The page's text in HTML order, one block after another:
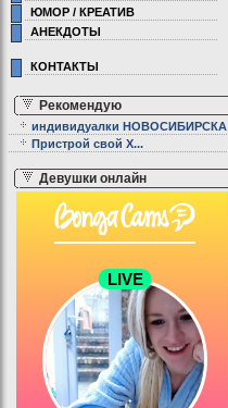
ЮМОР / КРЕАТИВ
АНЕКДОТЫ
КОНТАКТЫ
Рекомендую
индивидуалки НОВОСИБИРСКА
Пристрой свой Х...
Девушки онлайн